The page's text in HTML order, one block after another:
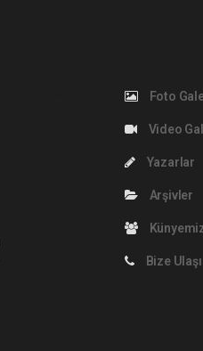
Foto
Video
Yazarlar
Arşivler
Bize